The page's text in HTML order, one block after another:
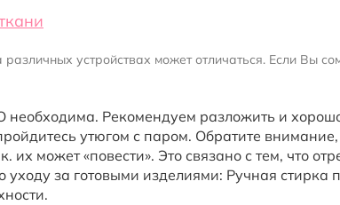
устройствах может отличаться. Если Вы
Рекомендуем разложить и
утюгом с паром. Обратите
их может «повести». Это связано с тем, что
уходу за готовыми изделиями: Ручная